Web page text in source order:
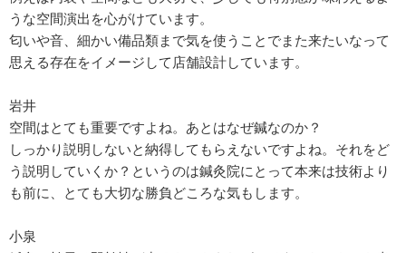
うな空間演出を心がけています。
匂いや音、細かい備品類まで気を使うことでまた来たいなって
思える存在をイメージして店舗設計しています。
岩井
空間はとても重要ですよね。あとはなぜ鍼なのか？
しっかり説明しないと納得してもらえないですよね。それをど
う説明していくか？というのは鍼灸院にとって本来は技術より
も前に、とても大切な勝負どころな気もします。
小泉